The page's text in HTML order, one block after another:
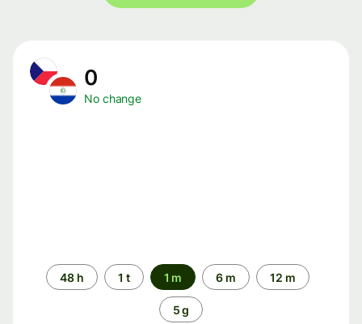
0
No change
Time
period
48 h 1 t 1 m 6 m 12 m
5 g